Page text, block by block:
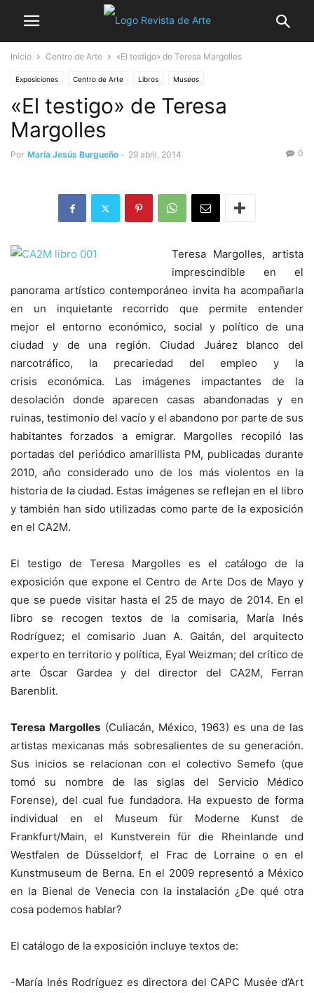
Inicio Centro de Arte «El testigo» de Teresa Margolles
Exposiciones Centro de Arte Libros Museos
«El testigo» de Teresa
Margolles
Por María Jesús Burgueño - 29 abril, 2014 0
Teresa Margolles, artista
imprescindible en el
panorama artístico contemporáneo invita ha acompañarla
en un inquietante recorrido que permite entender
mejor el entorno económico, social y político de una
ciudad y de una región. Ciudad Juárez blanco del
narcotráfico, la precariedad del empleo y la
crisis económica. Las imágenes impactantes de la
desolación donde aparecen casas abandonadas y en
ruinas, testimonio del vacío y el abandono por parte de sus
habitantes forzados a emigrar. Margolles recopiló las
portadas del periódico amarillista PM, publicadas durante
2010, año considerado uno de los más violentos en la
historia de la ciudad. Estas imágenes se reflejan en el libro
y también han sido utilizadas como parte de la exposición
en el CA2M.
El testigo de Teresa Margolles es el catálogo de la
exposición que expone el Centro de Arte Dos de Mayo y
que se puede visitar hasta el 25 de mayo de 2014. En el
libro se recogen textos de la comisaria, María Inés
Rodríguez; el comisario Juan A. Gaitán, del arquitecto
experto en territorio y política, Eyal Weizman; del crítico de
arte Óscar Gardea y del director del CA2M, Ferran
Barenblit.
Teresa Margolles (Culiacán, México, 1963) es una de las
artistas mexicanas más sobresalientes de su generación.
Sus inicios se relacionan con el colectivo Semefo (que
tomó su nombre de las siglas del Servicio Médico
Forense), del cual fue fundadora. Ha expuesto de forma
individual en el Museum für Moderne Kunst de
Frankfurt/Main, el Kunstverein für die Rheinlande und
Westfalen de Düsseldorf, el Frac de Lorraine o en el
Kunstmuseum de Berna. En el 2009 representó a México
en la Bienal de Venecia con la instalación ¿De qué otra
cosa podemos hablar?
El catálogo de la exposición incluye textos de:
-María Inés Rodríguez es directora del CAPC Musée d’Art